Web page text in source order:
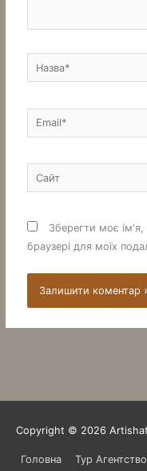
Назва*
Email*
Сайт
Зберегти моє
браузері для моїх
Copyright © 2026
Головна Тур Агентство